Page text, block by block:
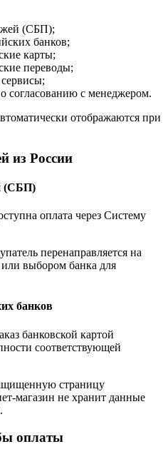
(СБП);
банков;
карты;
переводы;
согласованию с менеджером.
отображаются при
из России
(СБП)
оплата через Систему
перенаправляется на
выбором банка для
банков
банковской картой
соответствующей
страницу
магазин не хранит данные
оплаты